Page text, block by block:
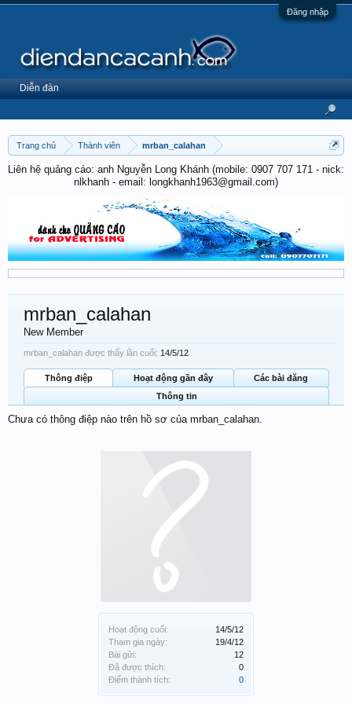
Đăng nhập
Trang chủ Thành viên mrban_calahan
Liên hệ quảng cáo: anh Nguyễn Long Khánh (mobile: 0907 707 171 - nick:
nlkhanh - email: longkhanh1963@gmail.com)
Hoạt động cuối:
14/5/12
Tham gia ngày:
19/4/12
Bài gửi:
12
Đã được thích:
0
Điểm thành tích:
0
mrban_calahan
New Member
mrban_calahan được thấy lần cuối: 14/5/12
Thông điệp Hoạt động gần đây
Các bài đăng
Thông tin
Chưa có thông điệp nào trên hồ sơ của mrban_calahan.
Diễn đàn